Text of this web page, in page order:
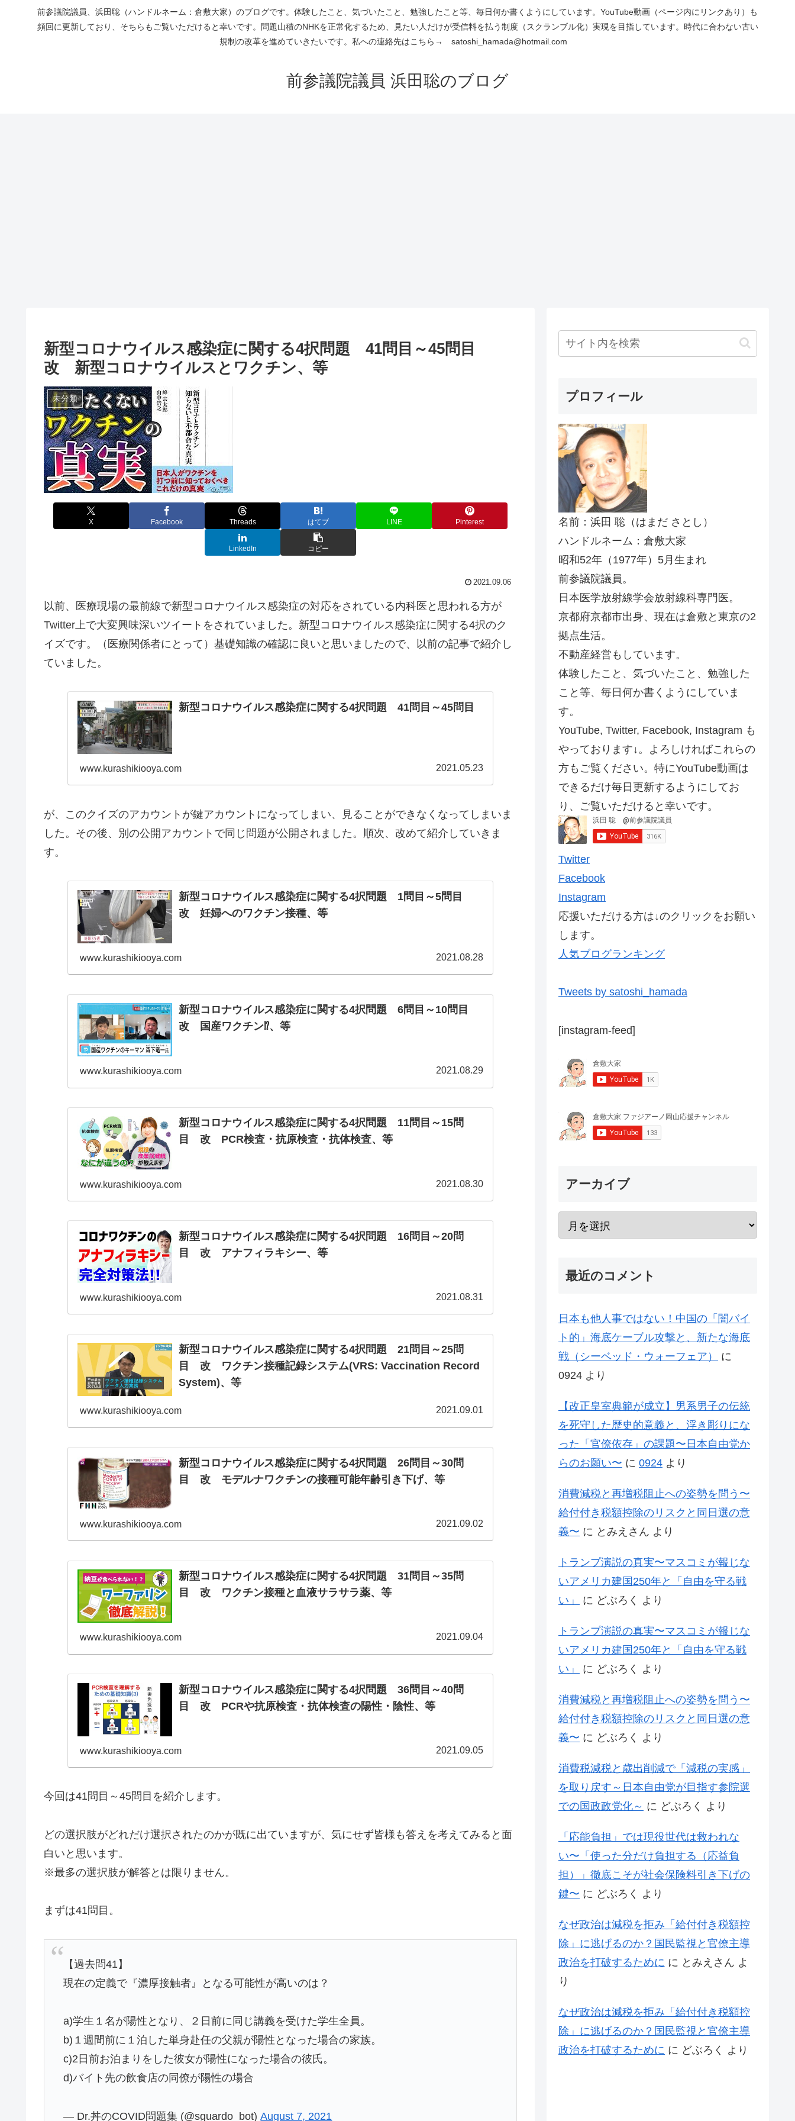
前参議院議員、浜田聡（ハンドルネーム：倉敷大家）のブログです。体験したこと、気づいたこと、勉強したこと等、毎日何か書くようにしています。YouTube動画（ページ内にリンクあり）も
頻回に更新しており、そちらもご覧いただけると幸いです。問題山積のNHKを正常化するため、見たい人だけが受信料を払う制度（スクランブル化）実現を目指しています。時代に合わない古い
規制の改革を進めていきたいです。私への連絡先はこちら→ satoshi_hamada@hotmail.com
前参議院議員 浜田聡のブログ
新型コロナウイルス感染症に関する4択問題 41問目～45問目
改 新型コロナウイルスとワクチン、等
未分類
X Facebook Threads はてブ LINE Pinterest
LinkedIn コピー
2021.09.06
以前、医療現場の最前線で新型コロナウイルス感染症の対応をされている内科医と思われる方が
Twitter上で大変興味深いツイートをされていました。新型コロナウイルス感染症に関する4択のク
イズです。（医療関係者にとって）基礎知識の確認に良いと思いましたので、以前の記事で紹介し
ていました。
新型コロナウイルス感染症に関する4択問題 41問目～45問目
www.kurashikiooya.com 2021.05.23
が、このクイズのアカウントが鍵アカウントになってしまい、見ることができなくなってしまいま
した。その後、別の公開アカウントで同じ問題が公開されました。順次、改めて紹介していきま
す。
新型コロナウイルス感染症に関する4択問題 1問目～5問目
改 妊婦へのワクチン接種、等
www.kurashikiooya.com 2021.08.28
新型コロナウイルス感染症に関する4択問題 6問目～10問目
改 国産ワクチン⁉、等
www.kurashikiooya.com 2021.08.29
新型コロナウイルス感染症に関する4択問題 11問目～15問
目 改 PCR検査・抗原検査・抗体検査、等
www.kurashikiooya.com 2021.08.30
新型コロナウイルス感染症に関する4択問題 16問目～20問
目 改 アナフィラキシー、等
www.kurashikiooya.com 2021.08.31
新型コロナウイルス感染症に関する4択問題 21問目～25問
目 改 ワクチン接種記録システム(VRS: Vaccination Record
System)、等
www.kurashikiooya.com 2021.09.01
新型コロナウイルス感染症に関する4択問題 26問目～30問
目 改 モデルナワクチンの接種可能年齢引き下げ、等
www.kurashikiooya.com 2021.09.02
新型コロナウイルス感染症に関する4択問題 31問目～35問
目 改 ワクチン接種と血液サラサラ薬、等
www.kurashikiooya.com 2021.09.04
新型コロナウイルス感染症に関する4択問題 36問目～40問
目 改 PCRや抗原検査・抗体検査の陽性・陰性、等
www.kurashikiooya.com 2021.09.05
今回は41問目～45問目を紹介します。
どの選択肢がどれだけ選択されたのかが既に出ていますが、気にせず皆様も答えを考えてみると面
白いと思います。
※最多の選択肢が解答とは限りません。
まずは41問目。
【過去問41】
現在の定義で『濃厚接触者』となる可能性が高いのは？
a)学生１名が陽性となり、２日前に同じ講義を受けた学生全員。
b)１週間前に１泊した単身赴任の父親が陽性となった場合の家族。
c)2日前お泊まりをした彼女が陽性になった場合の彼氏。
d)バイト先の飲食店の同僚が陽性の場合
— Dr.丼のCOVID問題集 (@sguardo_bot)August 7, 2021
プロフィール
名前：浜田 聡（はまだ さとし）
ハンドルネーム：倉敷大家
昭和52年（1977年）5月生まれ
前参議院議員。
日本医学放射線学会放射線科専門医。
京都府京都市出身、現在は倉敷と東京の2
拠点生活。
不動産経営もしています。
体験したこと、気づいたこと、勉強した
こと等、毎日何か書くようにしていま
す。
YouTube, Twitter, Facebook, Instagram も
やっております↓。よろしければこれらの
方もご覧ください。特にYouTube動画は
できるだけ毎日更新するようにしてお
り、ご覧いただけると幸いです。
Twitter
Facebook
Instagram
応援いただける方は↓のクリックをお願い
します。
人気ブログランキング
Tweets by satoshi_hamada
[instagram-feed]
アーカイブ
最近のコメント
日本も他人事ではない！中国の「闇バイ
ト的」海底ケーブル攻撃と、新たな海底
戦（シーベッド・ウォーフェア）
に
0924 より
【改正皇室典範が成立】男系男子の伝統
を死守した歴史的意義と、浮き彫りにな
った「官僚依存」の課題〜日本自由党か
らのお願い〜 に 0924 より
消費減税と再増税阻止への姿勢を問う〜
給付付き税額控除のリスクと同日選の意
義〜 に とみえさん より
トランプ演説の真実〜マスコミが報じな
いアメリカ建国250年と「自由を守る戦
い」
に どぶろく より
トランプ演説の真実〜マスコミが報じな
いアメリカ建国250年と「自由を守る戦
い」
に どぶろく より
消費減税と再増税阻止への姿勢を問う〜
給付付き税額控除のリスクと同日選の意
義〜 に どぶろく より
消費税減税と歳出削減で「減税の実感」
を取り戻す～日本自由党が目指す参院選
での国政政党化～ に どぶろく より
「応能負担」では現役世代は救われな
い〜「使った分だけ負担する（応益負
担）」徹底こそが社会保険料引き下げの
鍵〜 に どぶろく より
なぜ政治は減税を拒み「給付付き税額控
除」に逃げるのか？国民監視と官僚主導
政治を打破するために に とみえさん よ
り
なぜ政治は減税を拒み「給付付き税額控
除」に逃げるのか？国民監視と官僚主導
政治を打破するために に どぶろく より